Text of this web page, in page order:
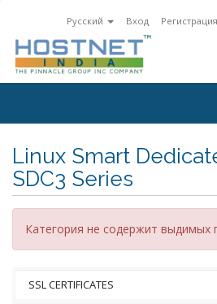
Русский Вход Регистрация
Linux Smart
SDC3 Series
Категория не содержит выдимых